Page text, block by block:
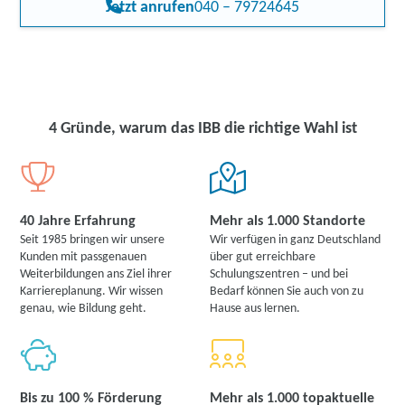
Jetzt anrufen040 – 79724645
4 Gründe, warum das IBB die richtige Wahl ist
40 Jahre Erfahrung
Seit 1985 bringen wir unsere
Kunden mit passgenauen
Weiterbildungen ans Ziel ihrer
Karriereplanung. Wir wissen
genau, wie Bildung geht.
Mehr als 1.000 Standorte
Wir verfügen in ganz Deutschland
über gut erreichbare
Schulungszentren – und bei
Bedarf können Sie auch von zu
Hause aus lernen.
Bis zu 100 % Förderung Mehr als 1.000 topaktuelle